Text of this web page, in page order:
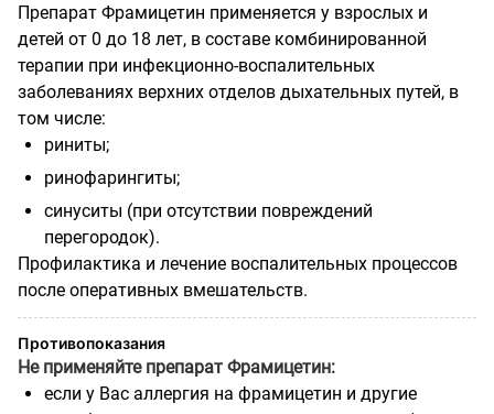
Препарат Фрамицетин применяется у взрослых и
детей от 0 до 18 лет, в составе комбинированной
терапии при инфекционно-воспалительных
заболеваниях верхних отделов дыхательных путей, в
том числе:
риниты;
ринофарингиты;
синуситы (при отсутствии повреждений
перегородок).
Профилактика и лечение воспалительных процессов
после оперативных вмешательств.
Противопоказания
Не применяйте препарат Фрамицетин:
если у Вас аллергия на фрамицетин и другие